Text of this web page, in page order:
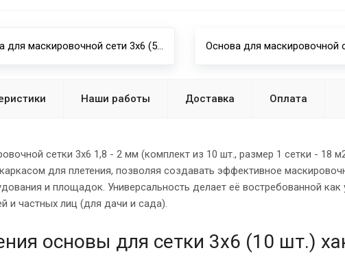
Основа для маскировочной сети 3х6 (5 шт.) хаки
Наши работы Доставка Оплата
сетки 3х6 1,8 - 2 мм (комплект из 10 шт., размер 1 сетки - 18
для плетения, позволяя создавать эффективное
и площадок. Универсальность делает её востребованной
и частных лиц (для дачи и сада).
основы для сетки 3х6 (10 шт.)